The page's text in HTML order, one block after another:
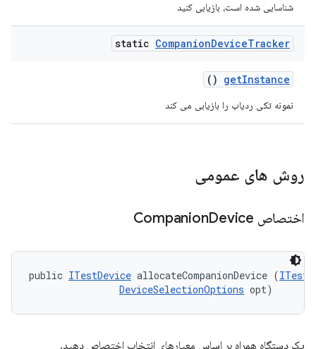
شناسایی شده است، بازیابی کنید
static CompanionDeviceTracker
getInstance
()
نمونه تکی ردیاب را بازیابی می کند
روش های عمومی
اختصاص Companion Device
public ITestDevice allocateCompanionDevice (
DeviceSelectionOptions opt)
یک دستگاه همراه بر اساس معیارهای انتخاب اختصاص دهید.